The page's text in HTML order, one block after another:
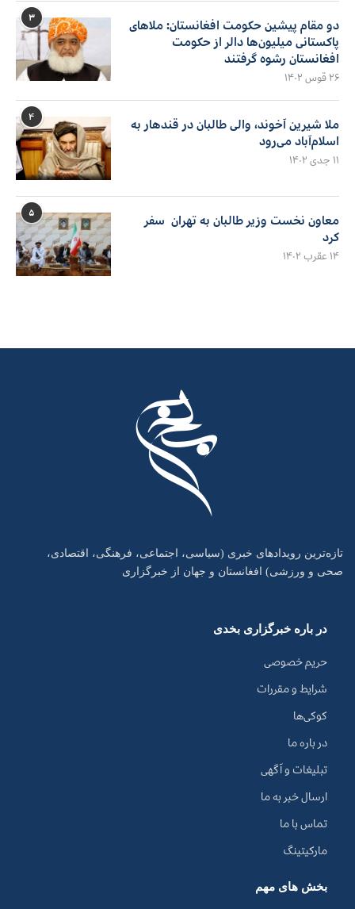
۳
دو مقام پیشین حکومت افغانستان: ملاهای
پاکستانی میلیون‌ها دالر از حکومت
افغانستان رشوه گرفتند
۲۶ قوس ۱۴۰۲
۴
ملا شیرین آخوند، والی طالبان در قندهار به
اسلام‌آباد می‌رود
۱۱ جدی ۱۴۰۲
۵
معاون نخست وزیر طالبان به تهران سفر
کرد
۱۴ عقرب ۱۴۰۲
تازه‌ترین رویدادهای خبری (سیاسی، اجتماعی، فرهنگی، اقتصادی،
صحی و ورزشی) افغانستان و جهان از خبرگزاری
در باره خبرگزاری بخدی
حریم خصوصی
شرایط و مقررات
کوکی‌ها
در باره ما
تبلیغات و آگهی
ارسال خبر به ما
تماس با ما
مارکیتینگ
بخش های مهم